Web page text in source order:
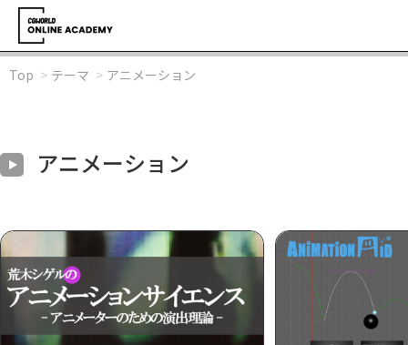
Top テーマ アニメーション
アニメーション